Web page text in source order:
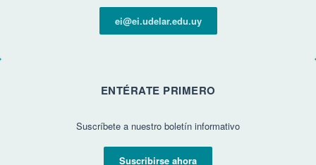
ei@ei.udelar.edu.uy
ENTÉRATE PRIMERO
Suscríbete a nuestro boletín informativo
Suscribirse ahora